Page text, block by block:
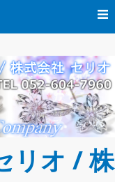
リオ / 株